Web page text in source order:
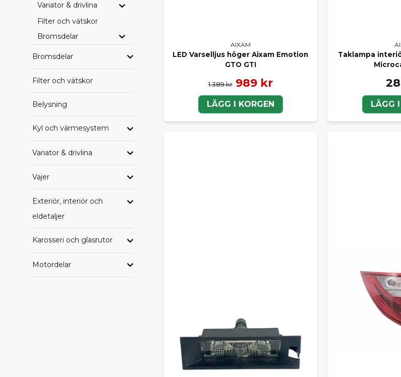
Variator & drivlina
Filter och vätskor
Bromsdelar
Bromsdelar
Filter och vätskor
Belysning
Kyl och värmesystem
Variator & drivlina
Vajer
Exteriör, interiör och
eldetaljer
Karosseri och glasrutor
Motordelar
AIXAM
LED Varselljus höger Aixam Emotion
GTO GTI
1 389 kr 989 kr
LÄGG I KORGEN
Taklampa
LÄGG